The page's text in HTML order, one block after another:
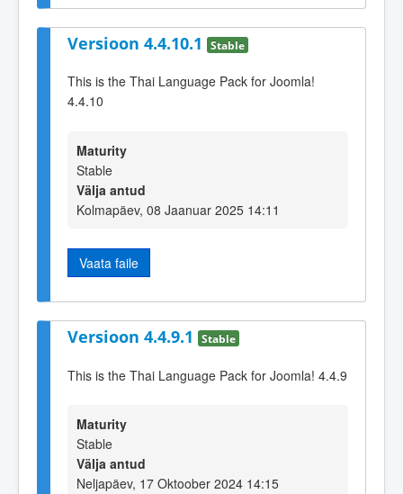
Versioon 4.4.10.1 Stable
This is the Thai Language Pack for Joomla!
4.4.10
Maturity
Stable
Välja antud
Kolmapäev, 08 Jaanuar 2025 14:11
Vaata faile
Versioon 4.4.9.1 Stable
This is the Thai Language Pack for Joomla! 4.4.9
Maturity
Stable
Välja antud
Neljapäev, 17 Oktoober 2024 14:15